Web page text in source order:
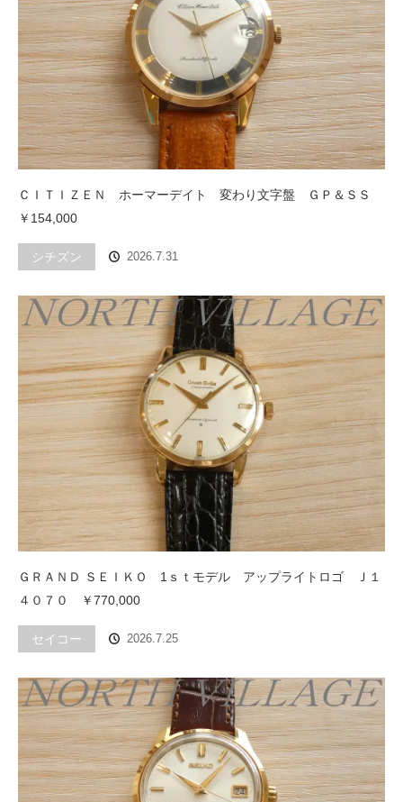
ＣＩＴＩＺＥＮ ホーマーデイト 変わり文字盤 ＧＰ＆ＳＳ
￥154,000
シチズン 2026.7.31
ＧＲＡＮＤ ＳＥＩＫＯ 1ｓｔモデル アップライトロゴ Ｊ１
４０７０ ￥770,000
セイコー 2026.7.25